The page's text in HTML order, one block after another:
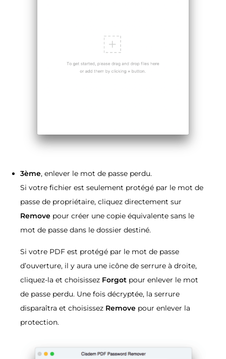
3ème, enlever le mot de passe perdu.
Si votre fichier est seulement protégé par le mot de
passe de propriétaire, cliquez directement sur
Remove pour créer une copie équivalente sans le
mot de passe dans le dossier destiné.
Si votre PDF est protégé par le mot de passe
d’ouverture, il y aura une icône de serrure à droite,
cliquez-la et choisissez Forgot pour enlever le mot
de passe perdu. Une fois décryptée, la serrure
disparaîtra et choisissez Remove pour enlever la
protection.